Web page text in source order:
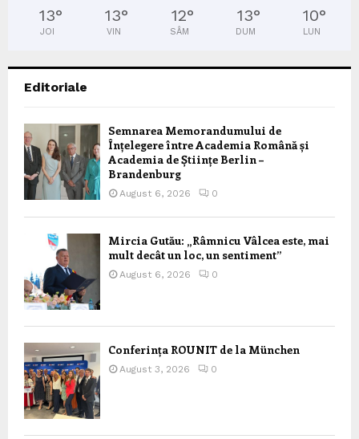
13°
JOI
13°
VIN
12°
SÂM
13°
DUM
10°
LUN
Editoriale
Semnarea Memorandumului de
Înțelegere între Academia Română și
Academia de Științe Berlin –
Brandenburg
August 6, 2026 0
Mircia Gutău: „Râmnicu Vâlcea este, mai
mult decât un loc, un sentiment”
August 6, 2026 0
Conferința ROUNIT de la München
August 3, 2026 0